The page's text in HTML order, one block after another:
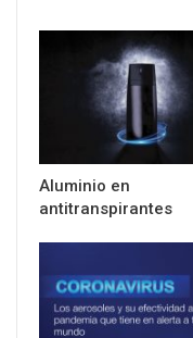
Aluminio en
antitranspirantes